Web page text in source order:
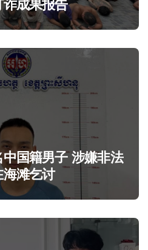
成果报告
国籍男子 涉嫌非法
滩乞讨